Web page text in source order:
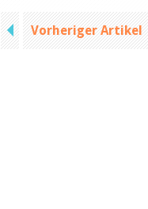
Vorheriger Artikel